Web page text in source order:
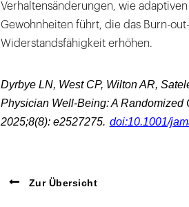
Verhaltensänderungen, wie
Gewohnheiten führt, die das Burn-
Widerstandsfähigkeit erhöhen.
Dyrbye LN, West CP, Wilton AR,
Physician Well-Being: A Randomized
2025;8(8): e2527275. doi:10.1001/
Zur Übersicht